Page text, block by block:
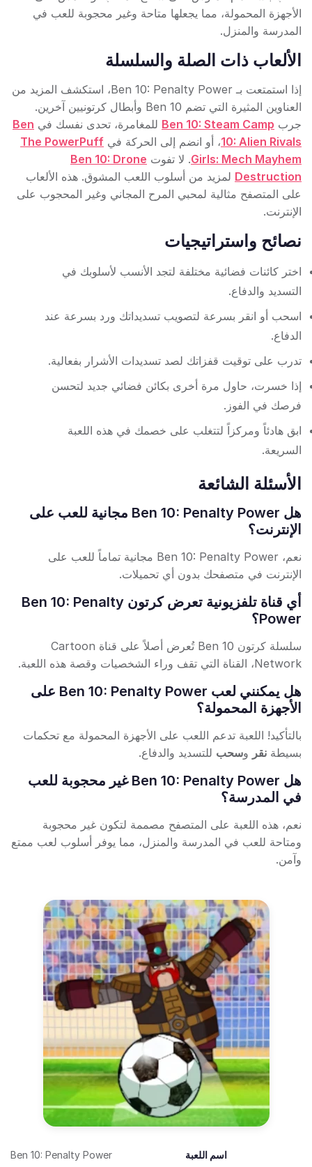
الأجهزة المحمولة، مما يجعلها متاحة وغير محجوبة للعب في
المدرسة والمنزل.
الألعاب ذات الصلة والسلسلة
إذا استمتعت بـ Ben 10: Penalty Power، استكشف المزيد من
العناوين المثيرة التي تضم Ben 10 وأبطال كرتونيين آخرين.
جرب Ben 10: Steam Camp للمغامرة، تحدى نفسك في Ben
10: Alien Rivals، أو انضم إلى الحركة في The PowerPuff
Girls: Mech Mayhem. لا تفوت Ben 10: Drone
Destruction لمزيد من أسلوب اللعب المشوق. هذه الألعاب
على المتصفح مثالية لمحبي المرح المجاني وغير المحجوب على
الإنترنت.
نصائح واستراتيجيات
اختر كائنات فضائية مختلفة لتجد الأنسب لأسلوبك في
التسديد والدفاع.
اسحب أو انقر بسرعة لتصويب تسديداتك ورد بسرعة عند
الدفاع.
تدرب على توقيت قفزاتك لصد تسديدات الأشرار بفعالية.
إذا خسرت، حاول مرة أخرى بكائن فضائي جديد لتحسن
فرصك في الفوز.
ابق هادئاً ومركزاً لتتغلب على خصمك في هذه اللعبة
السريعة.
الأسئلة الشائعة
هل Ben 10: Penalty Power مجانية للعب على
الإنترنت؟
نعم، Ben 10: Penalty Power مجانية تماماً للعب على
الإنترنت في متصفحك بدون أي تحميلات.
أي قناة تلفزيونية تعرض كرتون Ben 10: Penalty
Power؟
سلسلة كرتون Ben 10 تُعرض أصلاً على قناة Cartoon
Network، القناة التي تقف وراء الشخصيات وقصة هذه اللعبة.
هل يمكنني لعب Ben 10: Penalty Power على
الأجهزة المحمولة؟
بالتأكيد! اللعبة تدعم اللعب على الأجهزة المحمولة مع تحكمات
بسيطة نقر وسحب للتسديد والدفاع.
هل Ben 10: Penalty Power غير محجوبة للعب
في المدرسة؟
نعم، هذه اللعبة على المتصفح مصممة لتكون غير محجوبة
ومتاحة للعب في المدرسة والمنزل، مما يوفر أسلوب لعب ممتع
وآمن.
اسم اللعبة Ben 10: Penalty Power